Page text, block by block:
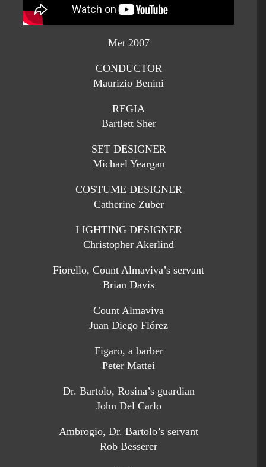
Met 2007
CONDUCTOR
Maurizio Benini
REGIA
Bartlett Sher
SET DESIGNER
Michael Yeargan
COSTUME DESIGNER
Catherine Zuber
LIGHTING DESIGNER
Christopher Akerlind
Fiorello, Count Almaviva’s servant
Brian Davis
Count Almaviva
Juan Diego Flórez
Figaro, a barber
Peter Mattei
Dr. Bartolo, Rosina’s guardian
John Del Carlo
Ambrogio, Dr. Bartolo’s servant
Rob Besserer